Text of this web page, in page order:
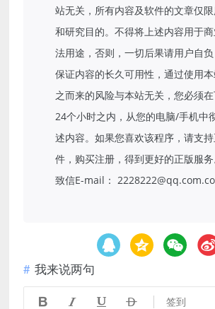
站无关，所有内容及软件的文章仅
和研究目的。不得将上述内容用于
法用途，否则，一切后果请用户自
保证内容的长久可用性，通过使用
之而来的风险与本站无关，您必须
24个小时之内，从您的电脑/手机中
述内容。如果您喜欢该程序，请支
件，购买注册，得到更好的正版服
致信E-mail：
我来说两句
    签到